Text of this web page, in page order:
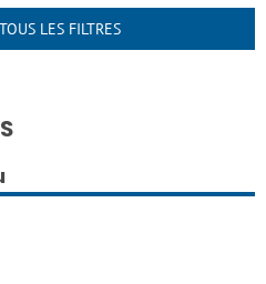
LES FILTRES